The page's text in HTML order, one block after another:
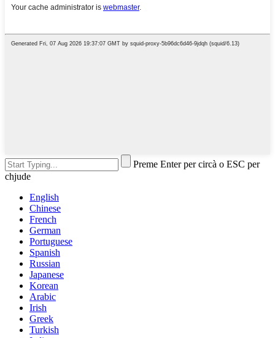
Preme Enter per circà o ESC per
chjude
English
Chinese
French
German
Portuguese
Spanish
Russian
Japanese
Korean
Arabic
Irish
Greek
Turkish